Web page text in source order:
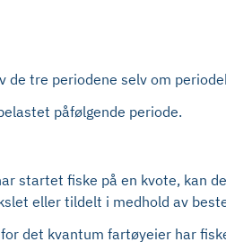
tre periodene selv om
påfølgende periode.
startet fiske på en kvote, kan
eller tildelt i medhold av
det kvantum fartøyeier har